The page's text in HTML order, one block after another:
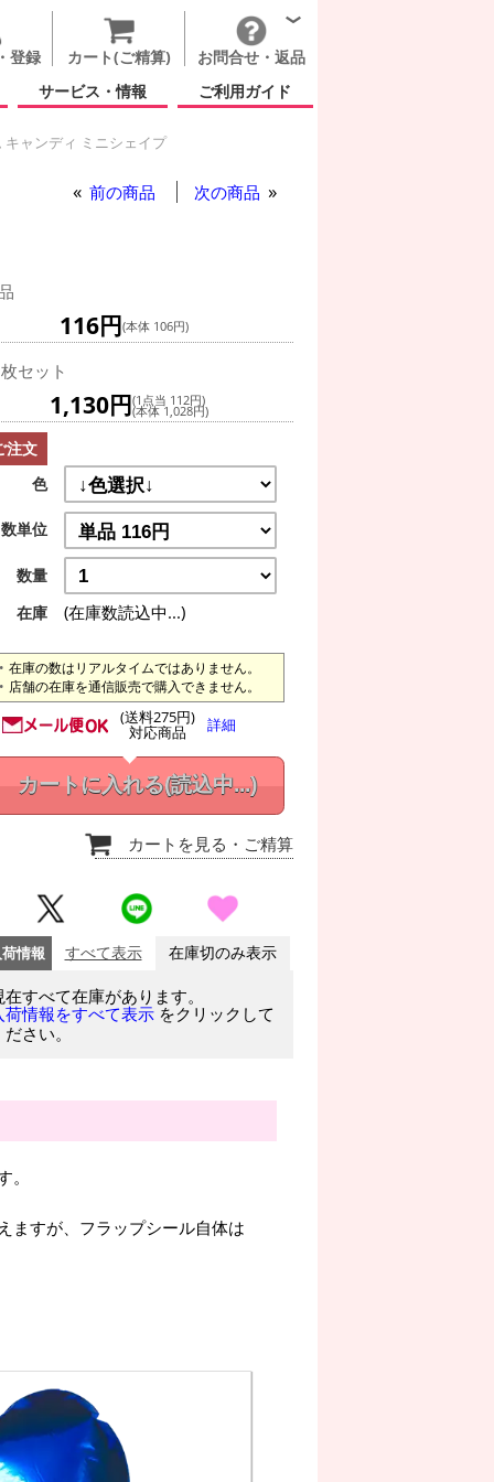
登録 カート(ご精算)
お問合せ・返品
サービス・情報
ご利用ガイド
ャンディ ミニシェイプ
前の商品 次の商品
116円(本体 106円)
セット
1,130円(1点当 112円)
(本体 1,028円)
注文
色
数単位
数量
在庫
(在庫数読込中...)
在庫の数はリアルタイムではありません。
店舗の在庫を通信販売で購入できません。
(送料275円)
対応商品 詳細
カートに入れる(読込中...)
カートを見る ・ご精算
情報 すべて表示 在庫切のみ表示
在すべて在庫があります。
荷情報をすべて表示 をクリックして
さい。
ますが、フラップシール自体は